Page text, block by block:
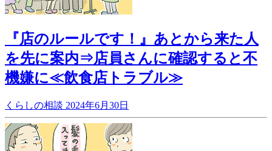
『店のルールです！』あとから来た人
を先に案内⇒店員さんに確認すると不
機嫌に≪飲食店トラブル≫
くらしの相談 2024年6月30日